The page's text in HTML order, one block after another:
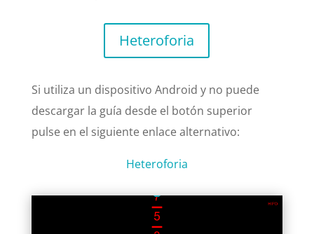
Heteroforia
Si utiliza un dispositivo Android y no puede
descargar la guía desde el botón superior
pulse en el siguiente enlace alternativo:
Heteroforia